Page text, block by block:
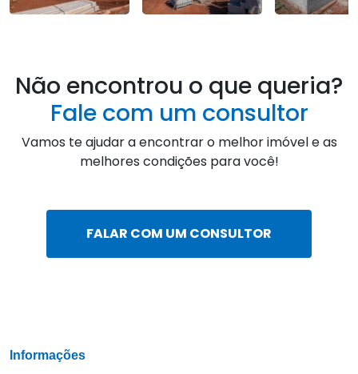
Não encontrou o que queria?
Fale com um consultor
Vamos te ajudar a encontrar o melhor imóvel e as
melhores condições para você!
FALAR COM UM CONSULTOR
Informações